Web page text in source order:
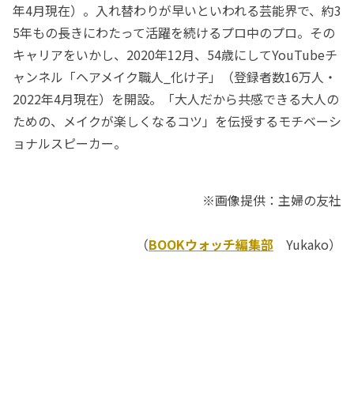
年4月現在）。入れ替わりが早いといわれる芸能界で、約3
5年もの長きにわたって活躍を続けるプロ中のプロ。その
キャリアをいかし、2020年12月、54歳にしてYouTubeチ
ャンネル「ヘアメイク職人_化け子」（登録者数16万人・
2022年4月現在）を開設。「大人だから共感できる大人の
ための、メイクが楽しくなるコツ」を伝授するモチベーシ
ョナルスピーカー。
※画像提供：主婦の友社
（BOOKウォッチ編集部 Yukako）